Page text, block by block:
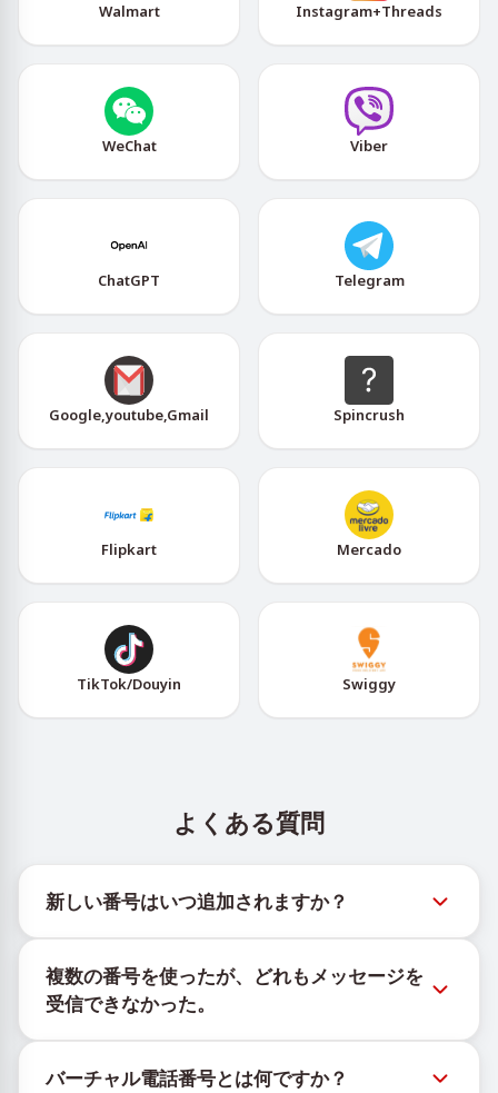
Walmart Instagram+Threads
WeChat Viber
ChatGPT Telegram
Google,youtube,Gmail Spincrush
Flipkart Mercado
TikTok/Douyin Swiggy
よくある質問
新しい番号はいつ追加されますか？
@TigerSMSofficial_bot で確認できます。このチャン
ネルは最新の番号在庫にアクセスできるよう、タイム
リーな更新を提供します。
複数の番号を使ったが、どれもメッセージを
受信できなかった。
ことはできません。サービスのアルゴリズムにより、
バーチャル電話番号とは何ですか？